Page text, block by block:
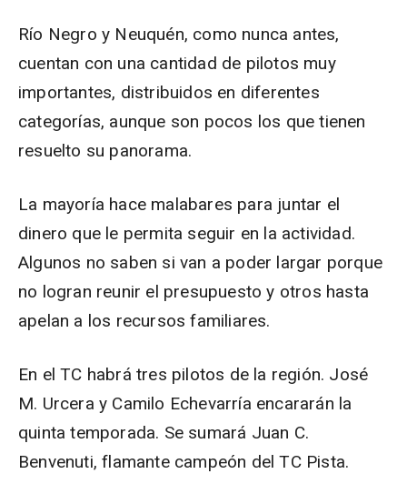
Río Negro y Neuquén, como nunca antes,
cuentan con una cantidad de pilotos muy
importantes, distribuidos en diferentes
categorías, aunque son pocos los que tienen
resuelto su panorama.
La mayoría hace malabares para juntar el
dinero que le permita seguir en la actividad.
Algunos no saben si van a poder largar porque
no logran reunir el presupuesto y otros hasta
apelan a los recursos familiares.
En el TC habrá tres pilotos de la región. José
M. Urcera y Camilo Echevarría encararán la
quinta temporada. Se sumará Juan C.
Benvenuti, flamante campeón del TC Pista.